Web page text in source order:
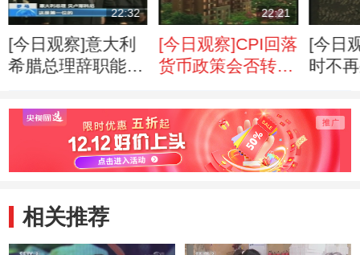
22:32
[今日观察]意大利
希腊总理辞职能否
(20111110)
22:21
[今日观察]CPI回落
货币政策会否转
[今日
时不
相关推荐